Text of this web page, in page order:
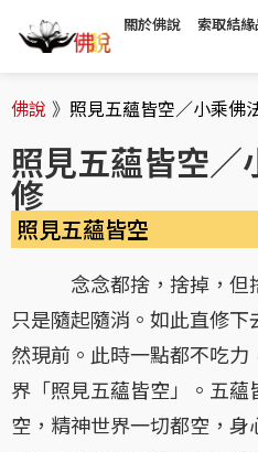
關於佛說 索取結緣
佛說 》 照見五蘊皆空／小乘佛
照見五蘊皆空／
修
照見五蘊皆空
念念都捨，捨掉，但捨
只是隨起隨消。如此直修
然現前。此時一點都不吃
界「照見五蘊皆空」。五
空，精神世界一切都空，